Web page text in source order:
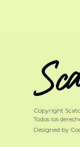
Copyright
Todos los
Designed by